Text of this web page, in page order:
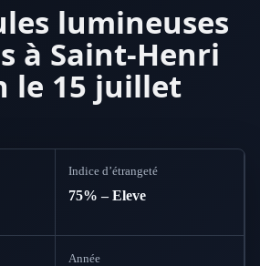
lumineuses
à Saint-Henri
le 15 juillet
Indice d’étrangeté
75% – Eleve
Année